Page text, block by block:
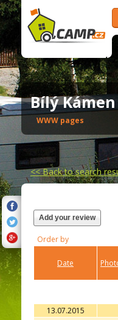
Bílý
WWW pages
<<Back to search
Add your review
Order by
Date
13.07.2015